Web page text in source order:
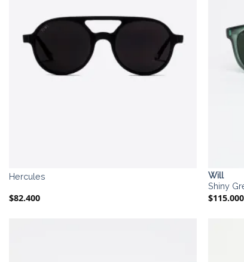
Hercules
$82.400
Will
Shiny
$115.000